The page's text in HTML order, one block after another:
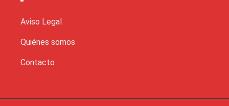
Aviso Legal
Quiénes somos
Contacto